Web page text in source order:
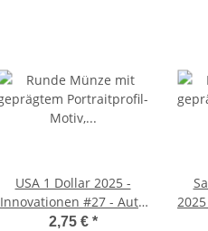
USA 1 Dollar 2025 -
Innovationen #27 - Auto
Assembly Line -
2,75 € *